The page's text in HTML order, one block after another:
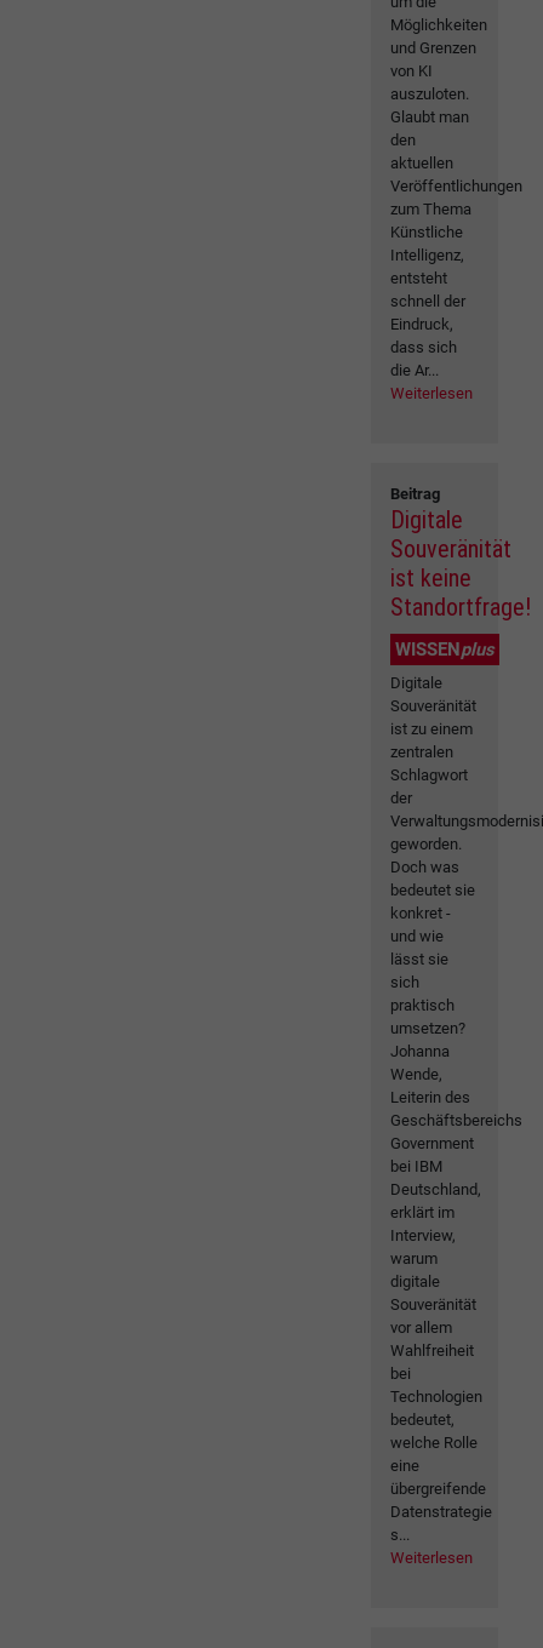
Möglichkeiten
und Grenzen
von KI
auszuloten.
Glaubt man
den
aktuellen
Veröffentlichungen
zum Thema
Künstliche
Intelligenz,
entsteht
schnell der
Eindruck,
dass sich
die Ar...
Weiterlesen
Beitrag
Digitale
Souveränität
ist keine
Standortfrage!
WISSENplus
Digitale
Souveränität
ist zu einem
zentralen
Schlagwort
der
geworden.
Doch was
bedeutet sie
konkret -
und wie
lässt sie
sich
praktisch
umsetzen?
Johanna
Wende,
Leiterin des
Geschäftsbereichs
Government
bei IBM
Deutschland,
erklärt im
Interview,
warum
digitale
Souveränität
vor allem
Wahlfreiheit
bei
Technologien
bedeutet,
welche Rolle
eine
übergreifende
Datenstrategie
s...
Weiterlesen